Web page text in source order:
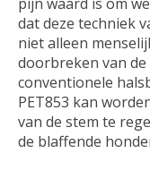
dat deze techniek
niet alleen
doorbreken van
conventionele
PET853 kan
van de stem te
de blaffende